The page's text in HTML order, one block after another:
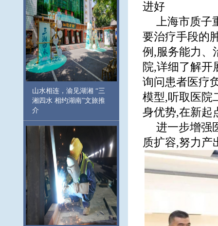
山水相连，渝见湖湘 “三
湘四水 相约湖南”文旅推
介
进好
上海市质子
要治疗手段的
例,服务能力、
院,详细了解开
询问患者医疗
模型,听取医院
身优势,在新起
进一步增强
质扩容,努力产